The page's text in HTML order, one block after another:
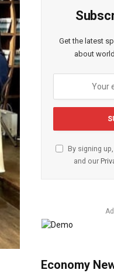
Get the latest
about
By signing
and our
Economy